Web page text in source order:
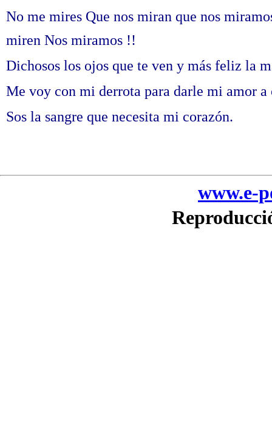
No me mires Que nos miran que nos
miren Nos miramos !!
Dichosos los ojos que te ven y más feliz la
Me voy con mi derrota para darle mi amor a
Sos la sangre que necesita mi corazón.
www.e-